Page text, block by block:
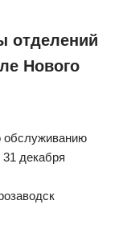
отделений
Нового
декабря